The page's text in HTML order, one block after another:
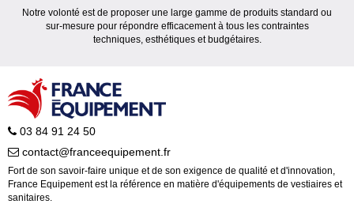
Notre volonté est de proposer une large gamme de produits standard ou
sur-mesure pour répondre efficacement à tous les contraintes
techniques, esthétiques et budgétaires.
03 84 91 24 50
contact@franceequipement.fr
Fort de son savoir-faire unique et de son exigence de qualité et d'innovation,
France Equipement est la référence en matière d'équipements de vestiaires et
sanitaires.